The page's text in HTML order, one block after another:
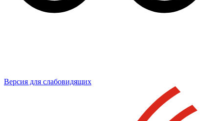
Версия для слабовидящих